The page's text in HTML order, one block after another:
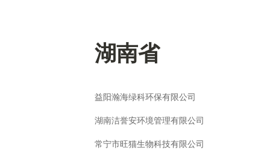
湖南省
益阳瀚海绿科环保有限公司
湖南洁誉安环境管理有限公司
常宁市旺猫生物科技有限公司